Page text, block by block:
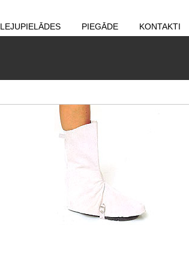
LEJUPIELĀDES PIEGĀDE KONTAKTI